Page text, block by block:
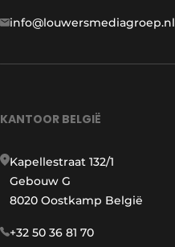
info@louwersmediagroep.nl
KANTOOR BELGIË
Kapellestraat 132/1
Gebouw G
8020 Oostkamp België
+32 50 36 81 70